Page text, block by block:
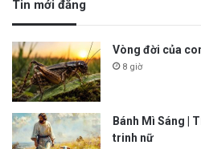
Tin mới đăng
Vòng đời của
8 giờ
Bánh Mì Sáng |
trinh nữ